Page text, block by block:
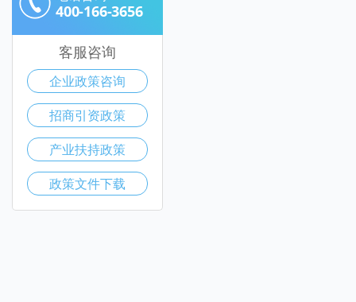
400-166-3656
客服咨询
企业政策咨询
招商引资政策
产业扶持政策
政策文件下载